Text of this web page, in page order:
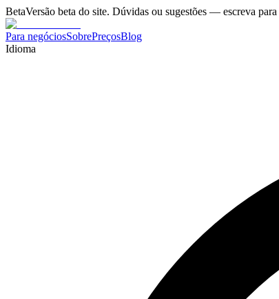
BetaVersão beta do site. Dúvidas ou sugestões — escreva para
Para negóciosSobrePreçosBlog
Idioma